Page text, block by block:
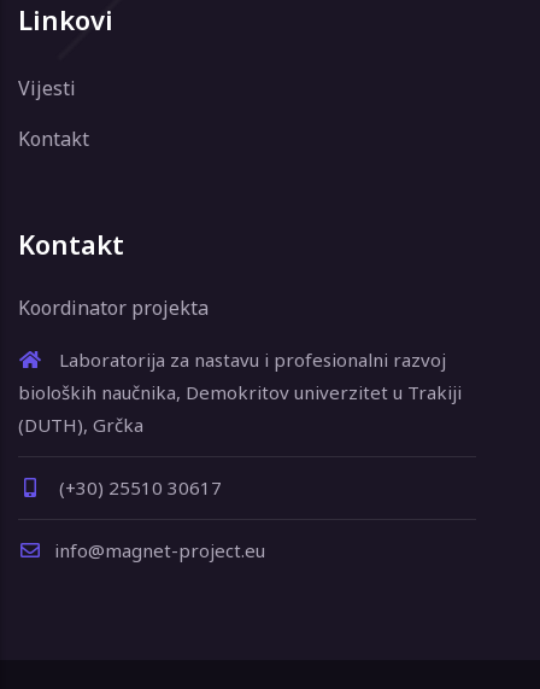
Linkovi
Vijesti
Kontakt
Kontakt
Koordinator projekta
Laboratorija za nastavu i profesionalni razvoj
bioloških naučnika, Demokritov univerzitet u Trakiji
(DUTH), Grčka
(+30) 25510 30617
info@magnet-project.eu